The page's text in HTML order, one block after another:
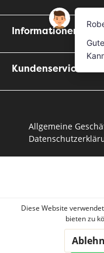
Informationen
Kundenservice
Allgemeine
Diese Website
bieten zu